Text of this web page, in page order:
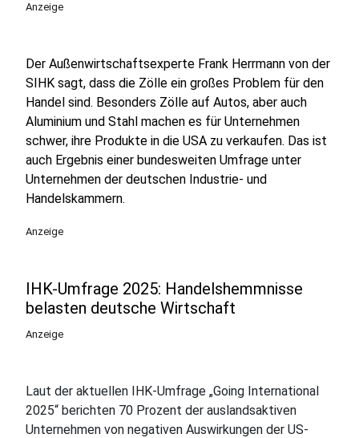
Anzeige
Der Außenwirtschaftsexperte Frank Herrmann von der
SIHK sagt, dass die Zölle ein großes Problem für den
Handel sind. Besonders Zölle auf Autos, aber auch
Aluminium und Stahl machen es für Unternehmen
schwer, ihre Produkte in die USA zu verkaufen. Das ist
auch Ergebnis einer bundesweiten Umfrage unter
Unternehmen der deutschen Industrie- und
Handelskammern.
Anzeige
IHK-Umfrage 2025: Handelshemmnisse
belasten deutsche Wirtschaft
Anzeige
Laut der aktuellen IHK-Umfrage „Going International
2025“ berichten 70 Prozent der auslandsaktiven
Unternehmen von negativen Auswirkungen der US-